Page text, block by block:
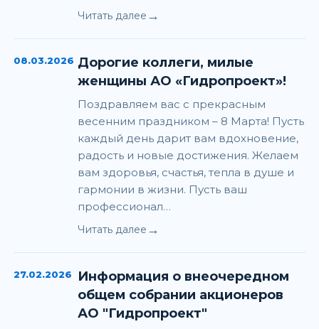
Читать далее →
08.03.2026 Дорогие коллеги, милые
женщины АО «Гидропроект»!
Поздравляем вас с прекрасным
весенним праздником – 8 Марта! Пусть
каждый день дарит вам вдохновение,
радость и новые достижения. Желаем
вам здоровья, счастья, тепла в душе и
гармонии в жизни. Пусть ваш
профессионал…
Читать далее →
27.02.2026
Информация о внеочередном
общем собрании акционеров
АО "Гидропроект"